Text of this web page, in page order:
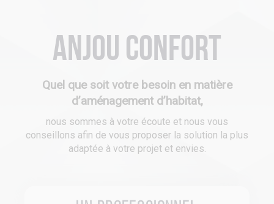
Anjou Confort
Quel que soit votre besoin en matière
d’aménagement d’habitat,
nous sommes à votre écoute et nous vous
conseillons afin de vous proposer la solution la plus
adaptée à votre projet et envies.